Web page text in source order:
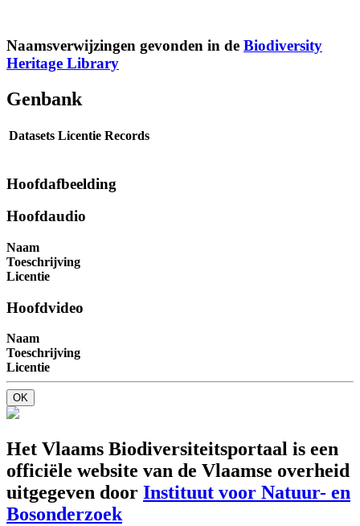
Naamsverwijzingen gevonden in de Biodiversity
Heritage Library
Genbank
Datasets Licentie Records
Hoofdafbeelding
Hoofdaudio
Naam
Toeschrijving
Licentie
Hoofdvideo
Naam
Toeschrijving
Licentie
OK
Het Vlaams Biodiversiteitsportaal is een
officiële website van de Vlaamse overheid
uitgegeven door Instituut voor Natuur- en
Bosonderzoek